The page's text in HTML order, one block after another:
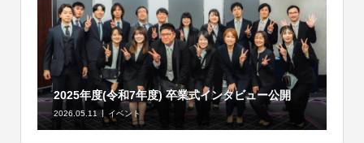
2025年度(令和7年度) 卒業式インタビュー公開
2026.05.11 イベント